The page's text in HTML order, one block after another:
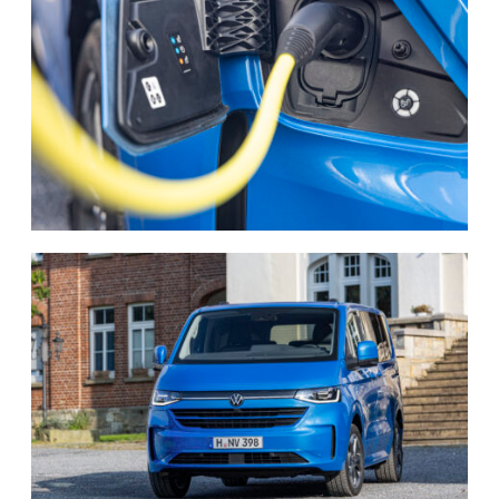
generaciones, con un diseño característico y seductor
combinado con el máximo aprovechamiento del espacio